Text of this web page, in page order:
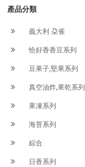
產品分類
義大利 朶雀
恰好香香豆系列
豆果子,堅果系列
真空油炸,果乾系列
果凍系列
海苔系列
綜合
日香系列